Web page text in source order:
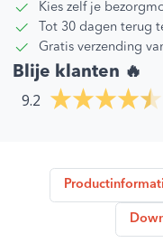
Kies zelf je
Tot 30 dagen terug
Gratis verzending
Blije klanten 🔥
9.2